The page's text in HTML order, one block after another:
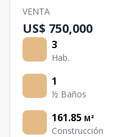
VENTA
US$ 750,000
3
Hab.
1
½ Baños
161.85 M²
Construcción